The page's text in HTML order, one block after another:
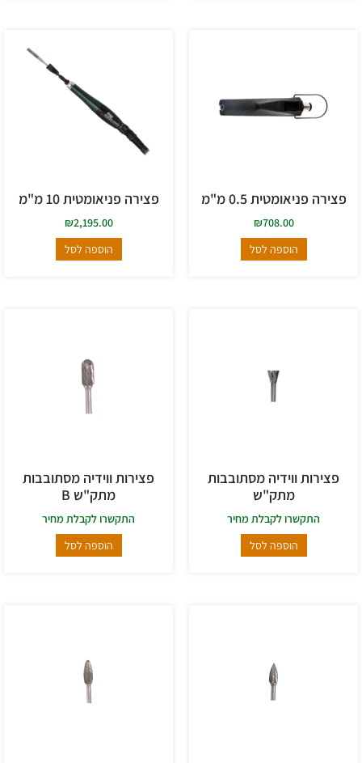
פצירה פניאומטית 0.5 מ"מ
₪708.00
הוספה לסל
פצירה פניאומטית 10 מ"מ
₪2,195.00
הוספה לסל
פצירות ווידיה מסתובבות
מתק"ש
התקשרו לקבלת מחיר
הוספה לסל
פצירות ווידיה מסתובבות
מתק"ש B
התקשרו לקבלת מחיר
הוספה לסל